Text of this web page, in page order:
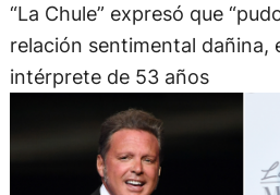
“La Chule” expresó que
relación sentimental dañina,
intérprete de 53 años